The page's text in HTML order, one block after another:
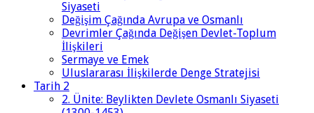
Siyaseti
Değişim Çağında Avrupa ve Osmanlı
Devrimler Çağında Değişen Devlet-Toplum
İlişkileri
Sermaye ve Emek
Uluslararası İlişkilerde Denge Stratejisi
Tarih 2
2. Ünite: Beylikten Devlete Osmanlı Siyaseti